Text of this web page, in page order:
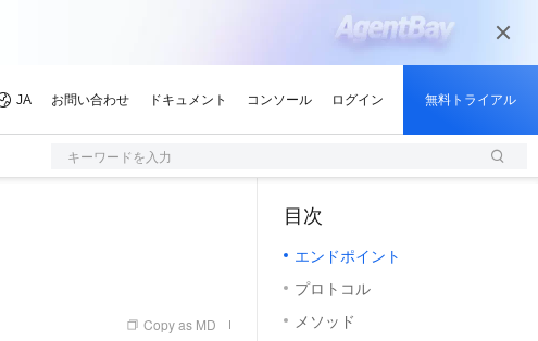
キーワードを入力
Copy as MD
目次
エンドポイント
プロトコル
メソッド